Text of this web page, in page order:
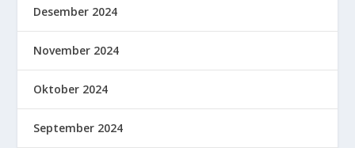
Desember 2024
November 2024
Oktober 2024
September 2024